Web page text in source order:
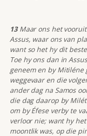
13Maar ons het
Assus, waar ons van
want so het hy dit
Toe hy ons dan in
geneem en by Mitiléne
weggevaar en die
ander dag na Samos
die dag daarop by
om by Éfese verby te
verloor nie; want hy
moontlik was, op die